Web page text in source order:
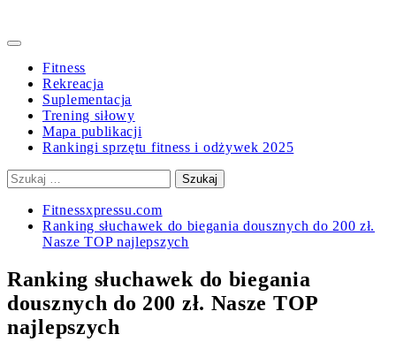
Primary
Fitness
Rekreacja
Suplementacja
Trening siłowy
Mapa publikacji
Rankingi sprzętu fitness i odżywek 2025
Szukaj:
Fitnessxpressu.com
Ranking słuchawek do biegania dousznych do 200 zł.
Nasze TOP najlepszych
Ranking słuchawek do biegania
dousznych do 200 zł. Nasze TOP
najlepszych